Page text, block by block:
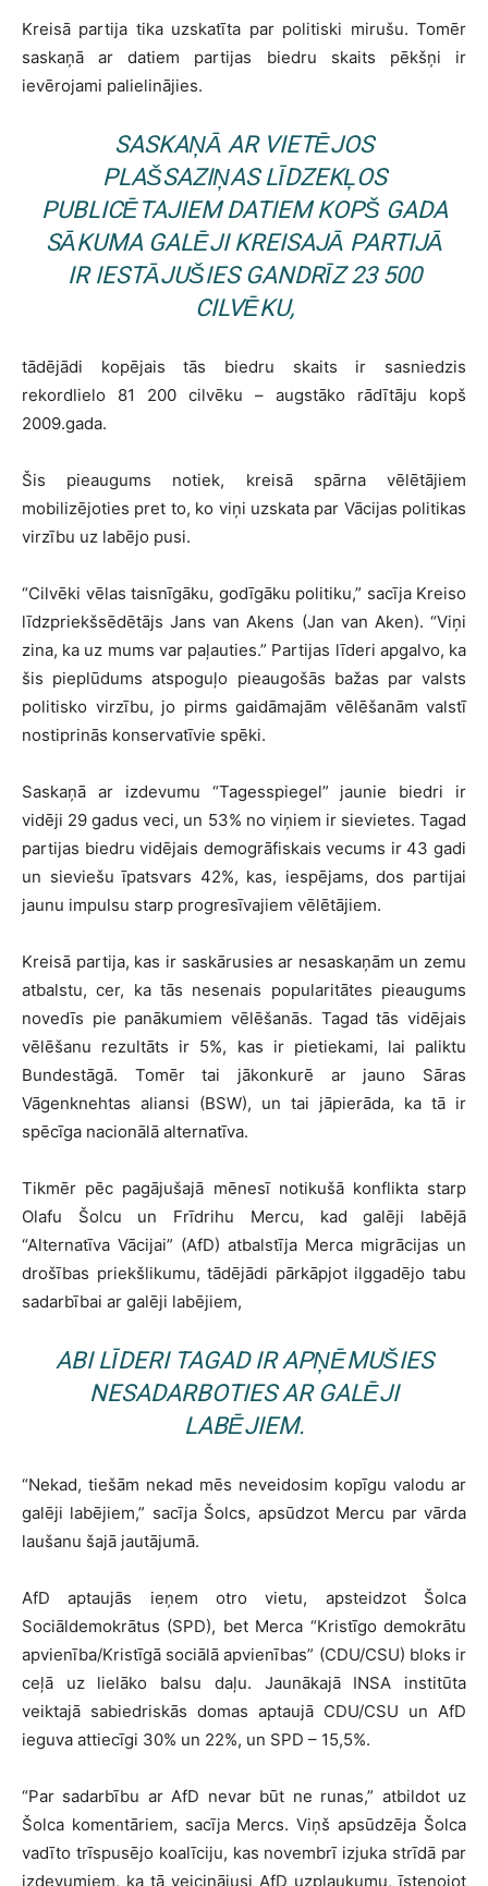
Kreisā partija tika uzskatīta par politiski mirušu. Tomēr
saskaņā ar datiem partijas biedru skaits pēkšņi ir
ievērojami palielinājies.
SASKAŅĀ AR VIETĒJOS
PLAŠSAZIŅAS LĪDZEKĻOS
PUBLICĒTAJIEM DATIEM KOPŠ GADA
SĀKUMA GALĒJI KREISAJĀ PARTIJĀ
IR IESTĀJUŠIES GANDRĪZ 23 500
CILVĒKU,
tādējādi kopējais tās biedru skaits ir sasniedzis
rekordlielo 81 200 cilvēku – augstāko rādītāju kopš
2009.gada.
Šis pieaugums notiek, kreisā spārna vēlētājiem
mobilizējoties pret to, ko viņi uzskata par Vācijas politikas
virzību uz labējo pusi.
“Cilvēki vēlas taisnīgāku, godīgāku politiku,” sacīja Kreiso
līdzpriekšsēdētājs Jans van Akens (Jan van Aken). “Viņi
zina, ka uz mums var paļauties.” Partijas līderi apgalvo, ka
šis pieplūdums atspoguļo pieaugošās bažas par valsts
politisko virzību, jo pirms gaidāmajām vēlēšanām valstī
nostiprinās konservatīvie spēki.
Saskaņā ar izdevumu “Tagesspiegel” jaunie biedri ir
vidēji 29 gadus veci, un 53% no viņiem ir sievietes. Tagad
partijas biedru vidējais demogrāfiskais vecums ir 43 gadi
un sieviešu īpatsvars 42%, kas, iespējams, dos partijai
jaunu impulsu starp progresīvajiem vēlētājiem.
Kreisā partija, kas ir saskārusies ar nesaskaņām un zemu
atbalstu, cer, ka tās nesenais popularitātes pieaugums
novedīs pie panākumiem vēlēšanās. Tagad tās vidējais
vēlēšanu rezultāts ir 5%, kas ir pietiekami, lai paliktu
Bundestāgā. Tomēr tai jākonkurē ar jauno Sāras
Vāgenknehtas aliansi (BSW), un tai jāpierāda, ka tā ir
spēcīga nacionālā alternatīva.
Tikmēr pēc pagājušajā mēnesī notikušā konflikta starp
Olafu Šolcu un Frīdrihu Mercu, kad galēji labējā
“Alternatīva Vācijai” (AfD) atbalstīja Merca migrācijas un
drošības priekšlikumu, tādējādi pārkāpjot ilggadējo tabu
sadarbībai ar galēji labējiem,
ABI LĪDERI TAGAD IR APŅĒMUŠIES
NESADARBOTIES AR GALĒJI
LABĒJIEM.
“Nekad, tiešām nekad mēs neveidosim kopīgu valodu ar
galēji labējiem,” sacīja Šolcs, apsūdzot Mercu par vārda
laušanu šajā jautājumā.
AfD aptaujās ieņem otro vietu, apsteidzot Šolca
Sociāldemokrātus (SPD), bet Merca “Kristīgo demokrātu
apvienība/Kristīgā sociālā apvienības” (CDU/CSU) bloks ir
ceļā uz lielāko balsu daļu. Jaunākajā INSA institūta
veiktajā sabiedriskās domas aptaujā CDU/CSU un AfD
ieguva attiecīgi 30% un 22%, un SPD – 15,5%.
“Par sadarbību ar AfD nevar būt ne runas,” atbildot uz
Šolca komentāriem, sacīja Mercs. Viņš apsūdzēja Šolca
vadīto trīspusējo koalīciju, kas novembrī izjuka strīdā par
izdevumiem, ka tā veicinājusi AfD uzplaukumu, īstenojot